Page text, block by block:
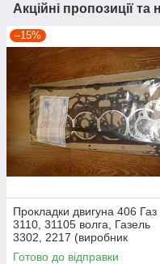
Акційні пропозиції та
–15%
Прокладки двигуна 406 Газ
3110, 31105 волга, Газель
3302, 2217 (виробник
Автосвіт, Україна) 17 позицій
Готово до відправки